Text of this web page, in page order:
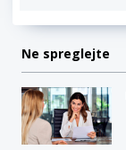
Ne spreglejte